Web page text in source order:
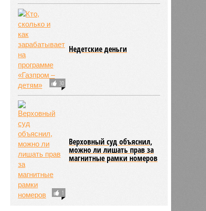
30
Недетские деньги
1
Верховный суд объяснил,
можно ли лишать прав за
магнитные рамки номеров